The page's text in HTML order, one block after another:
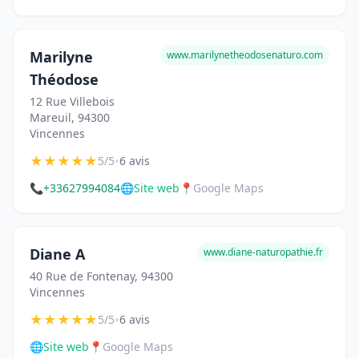
Marilyne
Théodose
12 Rue Villebois
Mareuil, 94300
Vincennes
www.marilynetheodosenaturo.com
★★★★★5/5•6 avis
📞+33627994084🌐Site web 📍 Google Maps
Diane A
40 Rue de Fontenay, 94300
Vincennes
www.diane-naturopathie.fr
★★★★★5/5•6 avis
🌐Site web 📍 Google Maps